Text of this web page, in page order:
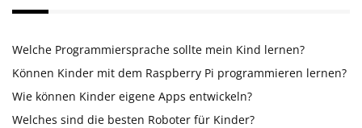
Welche Programmiersprache sollte mein Kind lernen?
Können Kinder mit dem Raspberry Pi programmieren lernen?
Wie können Kinder eigene Apps entwickeln?
Welches sind die besten Roboter für Kinder?